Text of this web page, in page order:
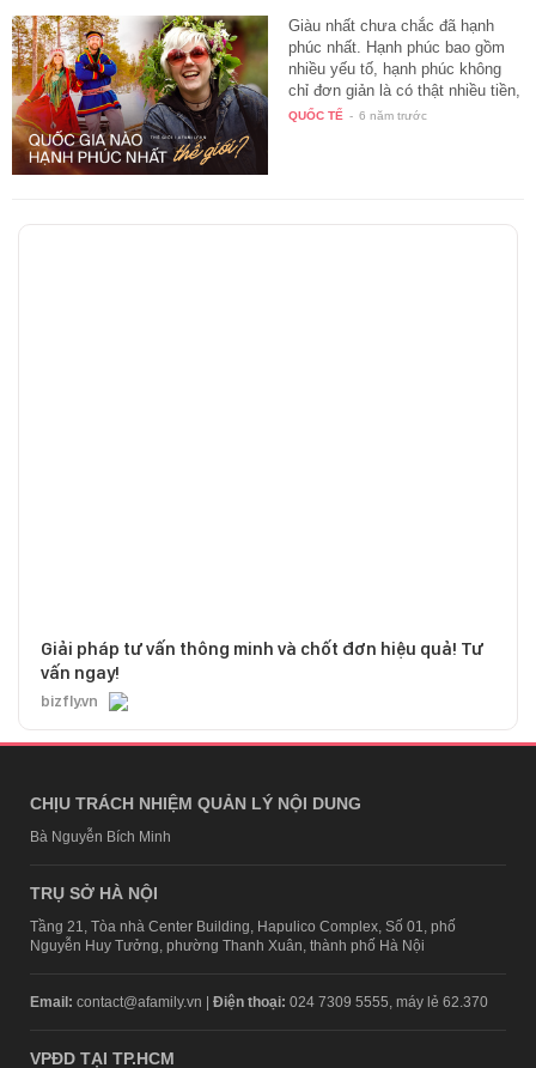
Giàu nhất chưa chắc đã hạnh
phúc nhất. Hạnh phúc bao gồm
nhiều yếu tố, hạnh phúc không
chỉ đơn giản là có thật nhiều tiền,
…
QUỐC TẾ - 6 năm trước
Giải pháp tư vấn thông minh và chốt đơn hiệu quả! Tư
vấn ngay!
bizfly.vn
CHỊU TRÁCH NHIỆM QUẢN LÝ NỘI DUNG
Bà Nguyễn Bích Minh
TRỤ SỞ HÀ NỘI
Tầng 21, Tòa nhà Center Building, Hapulico Complex, Số 01, phố
Nguyễn Huy Tưởng, phường Thanh Xuân, thành phố Hà Nội
Email: contact@afamily.vn | Điện thoại: 024 7309 5555, máy lẻ 62.370
VPĐD TẠI TP.HCM